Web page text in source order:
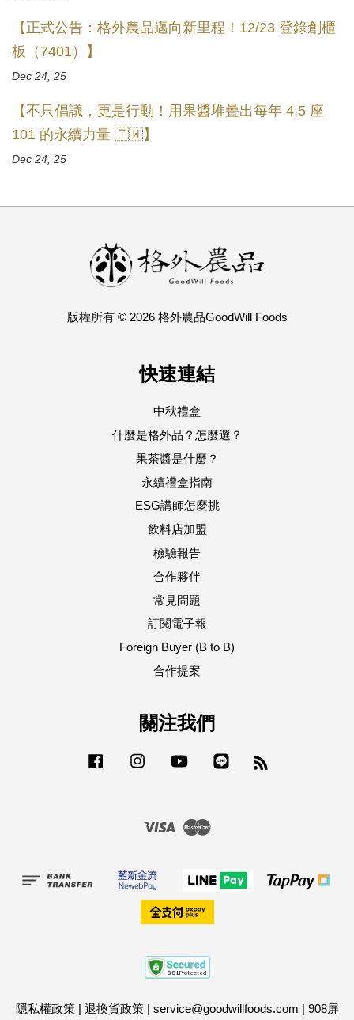
【正式公告：格外農品邁向新里程！12/23 登錄創櫃
板（7401）】
Dec 24, 25
【不只倡議，更是行動！用果醬堆疊出每年 4.5 座
101 的永續力量 🇹🇼】
Dec 24, 25
版權所有 © 2026 格外農品GoodWill Foods
快速連結
中秋禮盒
什麼是格外品？怎麼選？
果茶醬是什麼？
永續禮盒指南
ESG講師怎麼挑
飲料店加盟
檢驗報告
合作夥伴
常見問題
訂閱電子報
Foreign Buyer (B to B)
合作提案
關注我們
Facebook Instagram YouTube
Visa
隱私權政策| 退換貨政策| service@goodwillfoods.com | 908屏